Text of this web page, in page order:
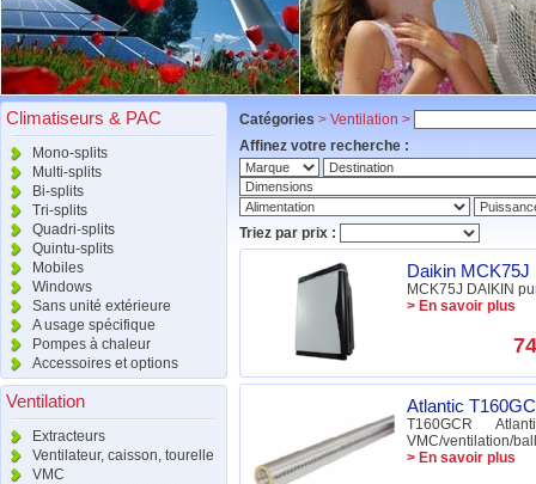
Climatiseurs & PAC
Mono-splits
Multi-splits
Bi-splits
Tri-splits
Quadri-splits
Quintu-splits
Mobiles
Windows
Sans unité extérieure
A usage spécifique
Pompes à chaleur
Accessoires et options
Ventilation
Extracteurs
Ventilateur, caisson, tourelle
VMC
Catégories > Ventilation >
Affinez votre recherche :
Triez par prix :
Daikin MCK75J
MCK75J DAIKIN
> En savoir plus
Atlantic
T160GCR
VMC/ventilation/
> En savoir plus